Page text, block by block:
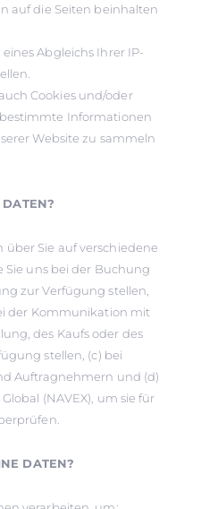
auf die Seiten beinhalten
Abgleichs Ihrer IP-
Cookies und/oder
Informationen
Website zu sammeln
DATEN?
Sie auf verschiedene
Sie uns bei der Buchung
zur Verfügung stellen,
der Kommunikation mit
des Kaufs oder des
stellen, (c) bei
Auftragnehmern und (d)
(NAVEX), um sie für
DATEN?